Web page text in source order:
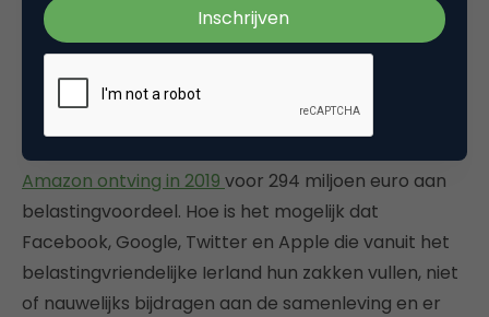
Amazon
Hoe is het mogelijk is dat een concern als Amazon,
in Nederland de
nek omdraait, geen belasting betaalt? Sterker nog,
Amazon ontving in 2019 voor 294 miljoen euro aan
belastingvoordeel. Hoe is het mogelijk dat
Facebook, Google, Twitter en Apple die vanuit het
belastingvriendelijke Ierland hun zakken vullen, niet
of nauwelijks bijdragen aan de samenleving en er